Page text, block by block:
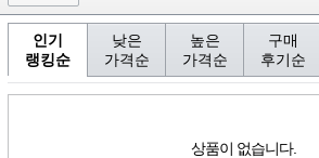
인기
랭킹순
낮은
가격순
높은
가격순
구매
후기순
상품이 없습니다.